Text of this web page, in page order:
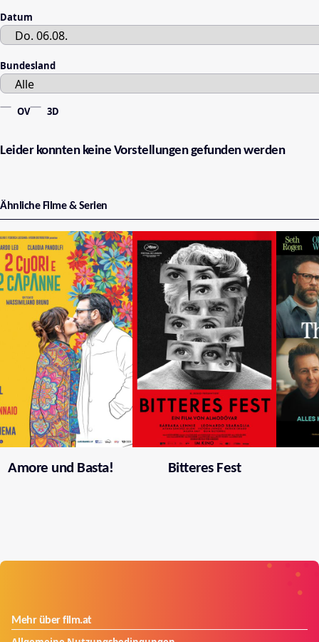
Datum
Bundesland
OV 3D
Leider konnten keine Vorstellungen gefunden werden
Ähnliche Filme & Serien
Amore und Basta! Bitteres Fest
Mehr über film.at